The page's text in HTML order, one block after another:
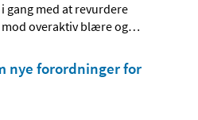
med at revurdere
overaktiv blære og…
nye forordninger for